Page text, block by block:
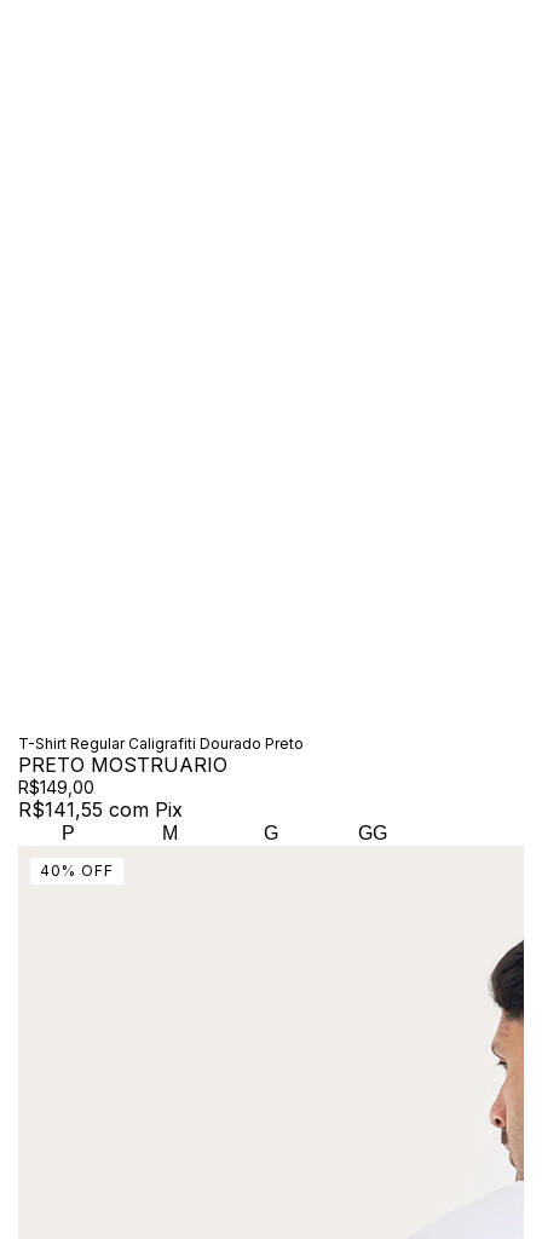
T-Shirt Regular Caligrafiti Dourado Preto
PRETO MOSTRUARIO
R$149,00
R$141,55 com Pix
P M G GG
40 % OFF